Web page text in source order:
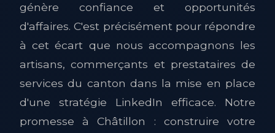
génère confiance et opportunités
d'affaires. C'est précisément pour répondre
à cet écart que nous accompagnons les
artisans, commerçants et prestataires de
services du canton dans la mise en place
d'une stratégie LinkedIn efficace. Notre
promesse à Châtillon : construire votre